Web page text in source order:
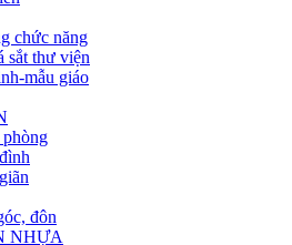
chức năng
sắt thư viện
mẫu giáo
phòng
đôn
NHỰA